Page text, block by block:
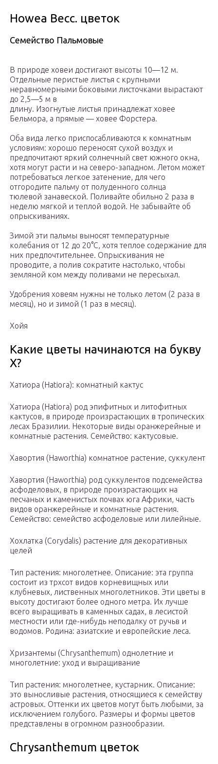
Howea Becc. цветок
Семейство Пальмовые
В природе ховеи достигают высоты 10—12 м.
Отдельные перистые листья с крупными
неравномерными боковыми листочками вырастают
до 2,5—5 м в
длину. Изогнутые листья принадлежат ховее
Бельмора, а прямые — ховее Форстера.
Оба вида легко приспосабливаются к комнатным
условиям: хорошо переносят сухой воздух и
предпочитают яркий солнечный свет южного окна,
хотя могут расти и на северо-западном. Летом может
потребоваться легкое затенение, для чего
отгородите пальму от полуденного солнца
тюлевой занавеской. Поливайте обильно 2 раза в
неделю мягкой и теплой водой. Не забывайте об
опрыскиваниях.
Зимой эти пальмы выносят температурные
колебания от 12 до 20°С, хотя теплое содержание для
них предпочтительнее. Опрыскивания не
проводите, а полив сократите настолько, чтобы
земляной ком между поливами не пересыхал.
Удобрения ховеям нужны не только летом (2 раза в
месяц), но и зимой (1 раз в месяц).
Хойя
Какие цветы начинаются на букву
Х?
Хатиора (Hatiora): комнатный кактус
Хатиора (Hatiora) род эпифитных и литофитных
кактусов, в природе произрастающих в тропических
лесах Бразилии. Некоторые виды оранжерейные и
комнатные растения. Семейство: кактусовые.
Хавортия (Haworthia) комнатное растение, суккулент
Хавортия (Haworthia) род суккулентов подсемейства
асфоделовых, в природе произрастающих на
песчаных и каменистых почвах юга Африки, часть
видов оранжерейные и комнатные растения.
Семейство: семейство асфоделовые или лилейные.
Хохлатка (Corydalis) растение для декоративных
целей
Тип растения: многолетнее. Описание: эта группа
состоит из трхсот видов корневищных или
клубневых, лиственных многолетников. Эти цветы в
высоту достигают более одного метра. Их лучше
всего выращивать в каменных садах, в лесистой
местности или где-нибудь неподалку от ручьв и
водомов. Родина: азиатские и европейские леса.
Хризантемы (Chrysanthemum) однолетние и
многолетние: уход и выращивание
Тип растения: многолетнее, кустарник. Описание:
это выносливые растения, относящиеся к семейству
астровых. Оттенки их цветов могут быть любыми, за
исключением голубого. Размеры и формы цветов
представлены в огромном разнообразии.
Chrysanthemum цветок